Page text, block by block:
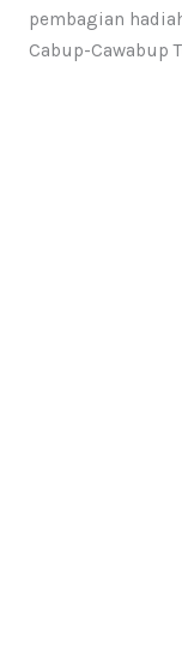
pembagian
Cabup-Cawabup